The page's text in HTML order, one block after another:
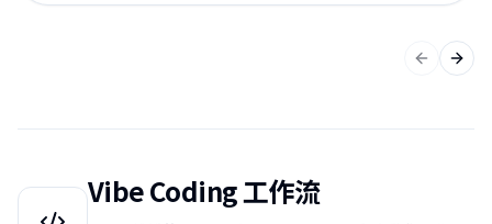
上一張投
下一
Vibe Coding 工作流